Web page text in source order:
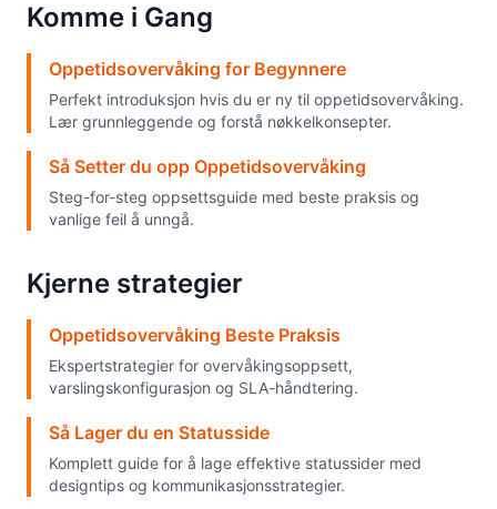
Komme i Gang
Oppetidsovervåking for Begynnere
Perfekt introduksjon hvis du er ny til oppetidsovervåking.
Lær grunnleggende og forstå nøkkelkonsepter.
Så Setter du opp Oppetidsovervåking
Steg-for-steg oppsettsguide med beste praksis og
vanlige feil å unngå.
Kjerne strategier
Oppetidsovervåking Beste Praksis
Ekspertstrategier for overvåkingsoppsett,
varslingskonfigurasjon og SLA-håndtering.
Så Lager du en Statusside
Komplett guide for å lage effektive statussider med
designtips og kommunikasjonsstrategier.